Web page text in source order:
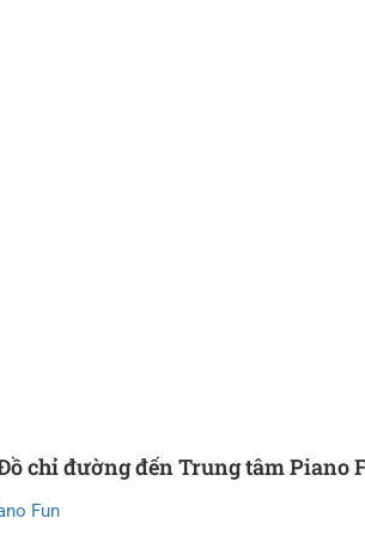
chỉ đường đến Trung tâm Piano
Fun